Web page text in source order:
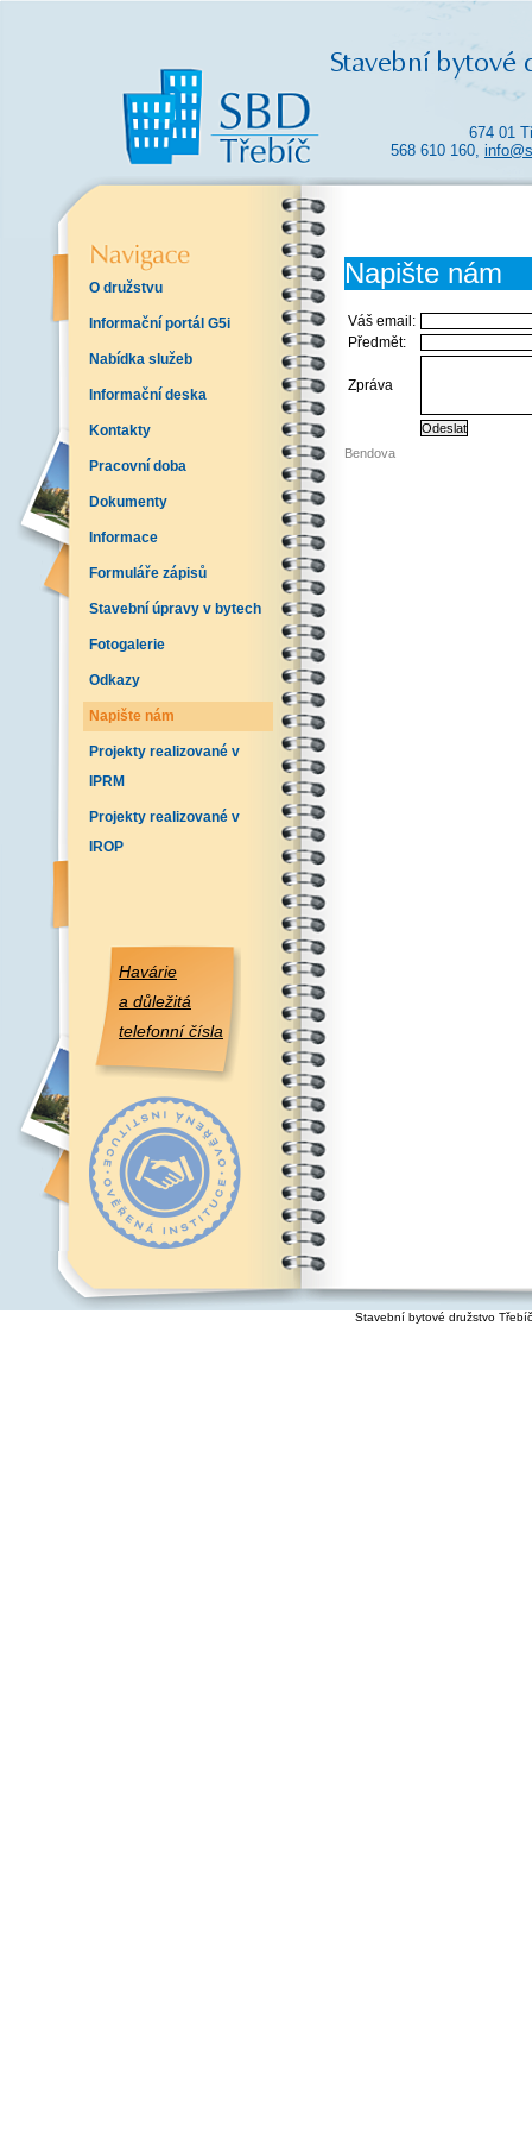
674 01
568 610 160,
O družstvu
Informační portál G5i
Nabídka služeb
Informační deska
Kontakty
Pracovní doba
Dokumenty
Informace
Formuláře zápisů
Stavební úpravy v bytech
Fotogalerie
Odkazy
Napište nám
Projekty realizované v
IPRM
Projekty realizované v
IROP
Havárie
a důležitá
telefonní čísla
Napište nám
Váš email:
Předmět:
Zpráva
Bendova
Stavební bytové družstvo